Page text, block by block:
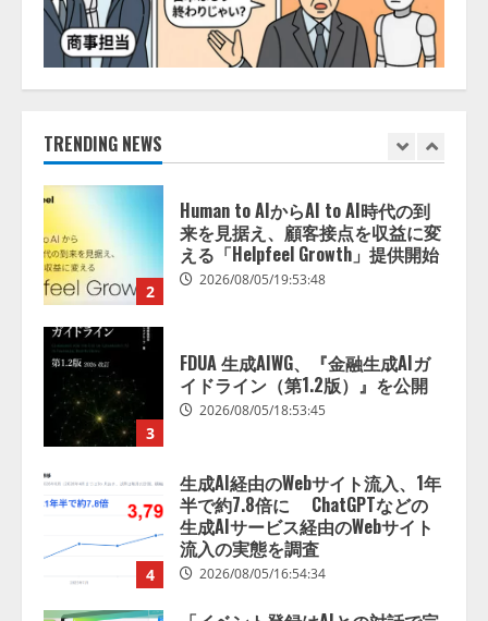
TRENDING NEWS
1
2
Human to AIからAI to AI時代の到
来を見据え、顧客接点を収益に変
3
FDUA 生成AIWG、『金融生成AIガ
イドライン（第1.2版）』を公開
2026/08/05/18:53:45
4
半で約7.8倍に ChatGPTなどの
生成AIサービス経由のWebサイト
流入の実態を調査
5
「イベント登録はAIとの対話で完
了」チケット管理システム
『Gettii Lite』、AIイベント登録
機能のリリースを発表！ 手数料
4.4％（税込）は据え置きで提供